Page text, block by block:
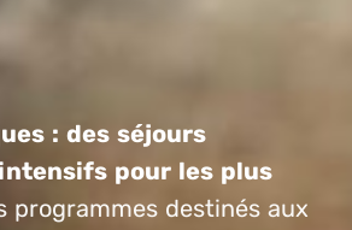
: des séjours
pour les plus
programmes destinés aux